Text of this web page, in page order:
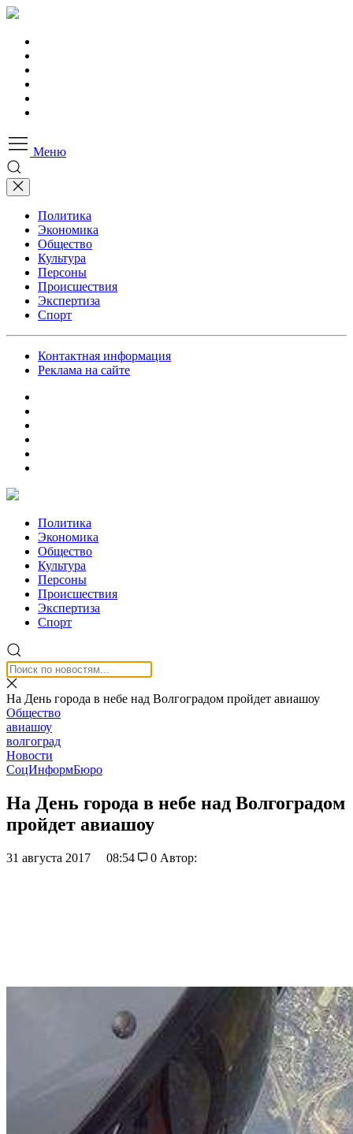
Меню
Политика
Экономика
Общество
Культура
Персоны
Происшествия
Экспертиза
Спорт
Контактная информация
Реклама на сайте
Политика
Экономика
Общество
Культура
Персоны
Происшествия
Экспертиза
Спорт
На День города в небе над Волгоградом пройдет авиашоу
Общество
авиашоу
волгоград
Новости
СоцИнформБюро
На День города в небе над Волгоградом
пройдет авиашоу
31 августа 2017 08:54 0 Автор: